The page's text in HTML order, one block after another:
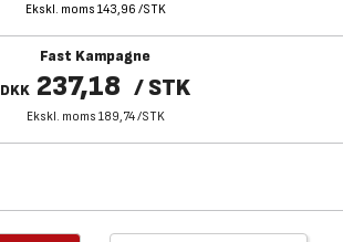
Ekskl. moms 143,96 /STK
Fast Kampagne
DKK 237,18 /STK
Ekskl. moms 189,74/STK